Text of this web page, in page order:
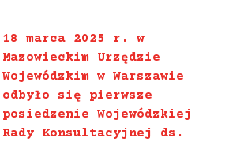
18 marca 2025 r. w
Mazowieckim Urzędzie
Wojewódzkim w Warszawie
odbyło się pierwsze
posiedzenie Wojewódzkiej
Rady Konsultacyjnej ds.